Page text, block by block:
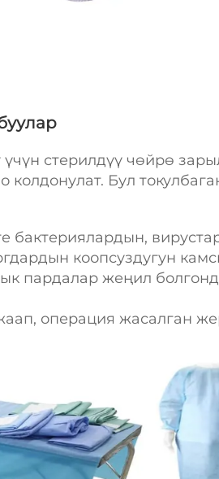
стерилдүү чөйрө
Бул
бактериялардын,
коопсуздугун
пардалар жеңил
операция жасалган